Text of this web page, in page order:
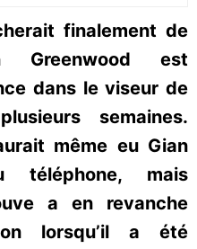
finalement de
Greenwood est
dans le viseur de
semaines.
même eu Gian
téléphone, mais
a en revanche
lorsqu’il a été